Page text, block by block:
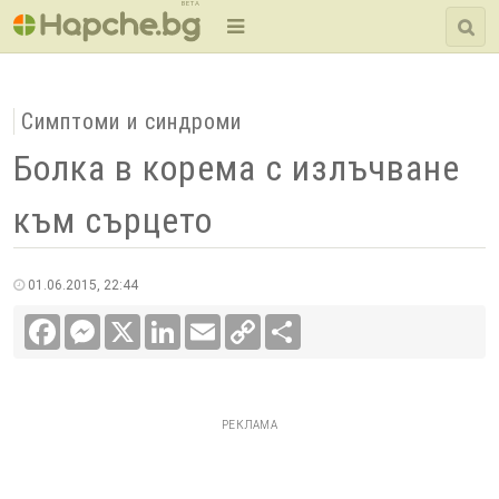
BETA
Симптоми и синдроми
Болка в корема с излъчване
към сърцето
01.06.2015, 22:44
FacebookMessenger LinkedInEmail
Copy
Link
РЕКЛАМА